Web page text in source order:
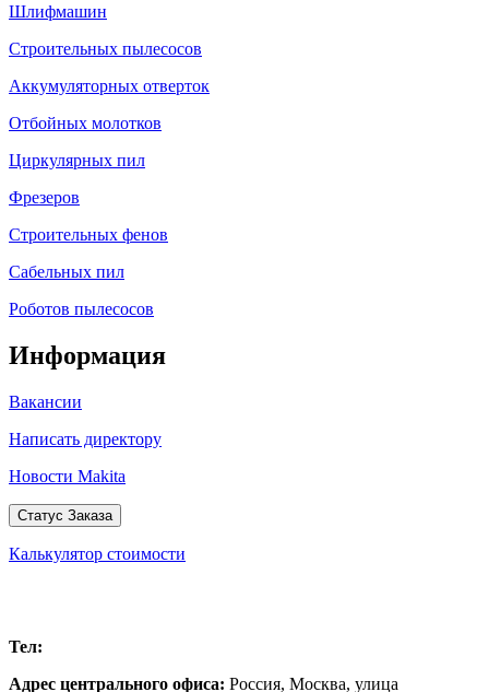
Шлифмашин
Строительных пылесосов
Аккумуляторных отверток
Отбойных молотков
Циркулярных пил
Фрезеров
Строительных фенов
Сабельных пил
Роботов пылесосов
Информация
Вакансии
Написать директору
Новости Makita
Статус Заказа
Калькулятор стоимости
Тел:
Адрес центрального офиса: Россия, Москва, улица